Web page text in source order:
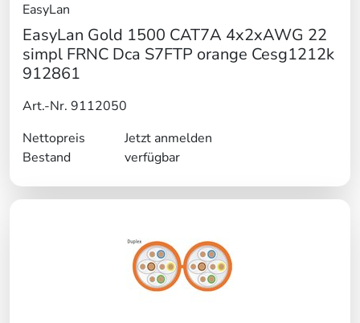
EasyLan
EasyLan Gold 1500 CAT7A 4x2xAWG 22
simpl FRNC Dca S7FTP orange Cesg1212k
912861
Art.-Nr. 9112050
Nettopreis
Jetzt anmelden
Bestand
verfügbar